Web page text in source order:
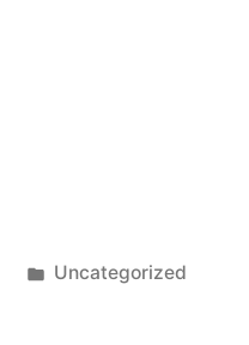
Publicado
Uncategorized